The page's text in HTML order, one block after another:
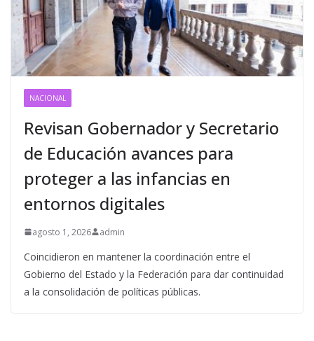
NACIONAL
Revisan Gobernador y Secretario
de Educación avances para
proteger a las infancias en
entornos digitales
agosto 1, 2026 admin
Coincidieron en mantener la coordinación entre el
Gobierno del Estado y la Federación para dar continuidad
a la consolidación de políticas públicas.